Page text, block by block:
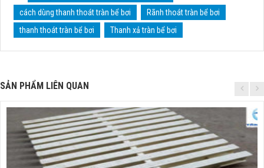
cách dùng thanh thoát tràn bể bơi
Rãnh thoát tràn bể bơi
thanh thoát tràn bể bơi
Thanh xả tràn bể bơi
SẢN PHẨM LIÊN QUAN